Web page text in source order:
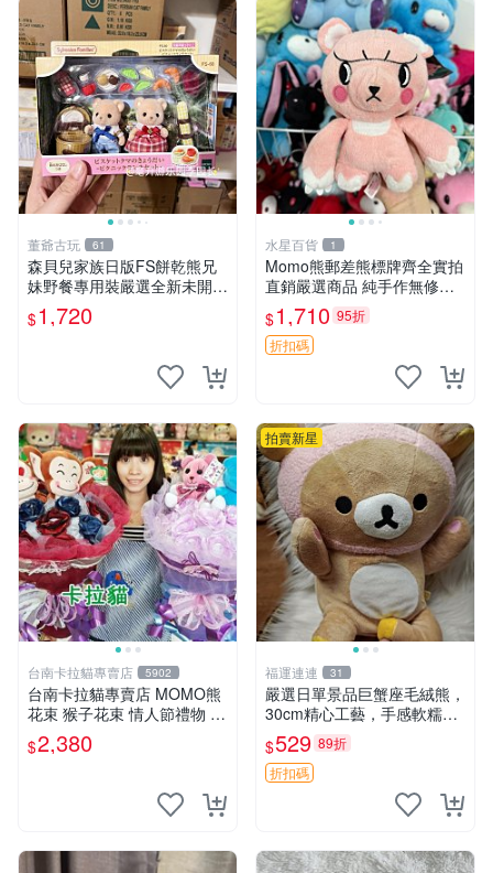
董爺古玩 61
森貝兒家族日版FS餅乾熊兄
妹野餐專用裝嚴選全新未開
封，包含兩組大童款紙盒裝，
適合收藏與分享。 餅乾熊兄
$1,720
水星百貨 1
Momo熊郵差熊標牌齊全實拍
直銷嚴選商品 純手作無修圖
可收藏 郵差熊 Momo熊 標牌
商品
$1,710 95折
折扣碼
台南卡拉貓專賣店 5902
台南卡拉貓專賣店 MOMO熊
花束 猴子花束 情人節禮物 二
選一 可繡字 可今天寄明天到
$2,380
拍賣新星
福運連連 31
嚴選日單景品巨蟹座毛絨熊，
30cm精心工藝，手感軟糯推
薦收藏送人 巨蟹座 毛絨玩具
精緻做工
$529 89折
折扣碼